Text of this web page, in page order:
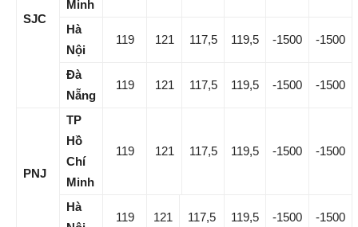
SJC
Minh
Hà
Nội
119 121 117,5 119,5 -1500 -1500
Đà
Nẵng
119 121 117,5 119,5 -1500 -1500
PNJ
TP
Hồ
Chí
Minh
119 121 117,5 119,5 -1500 -1500
Hà
119 121 117,5 119,5 -1500 -1500